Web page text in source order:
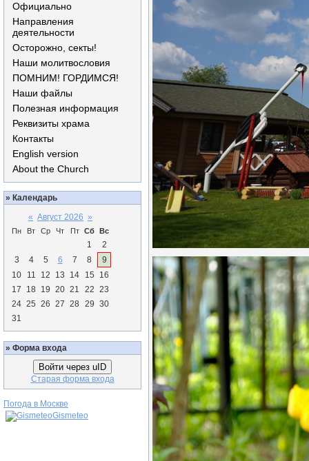
Официально
Направления
деятельности
Осторожно, секты!
Наши молитвословия
ПОМНИМ! ГОРДИМСЯ!
Наши файлы
Полезная информация
Реквизиты храма
Контакты
English version
About the Church
» Календарь
« Август 2026 »
Пн Вт Ср Чт Пт Сб Вс
1
2
3
4 5 6 7 8
9
10
11 12 13 14 15
16
17
18 19 20 21 22 23
24 25 26 27 28 29 30
31
» Форма входа
Войти через uID
Старая форма входа
Погода в Москве
Gismeteo